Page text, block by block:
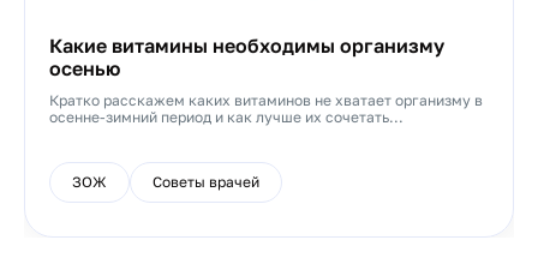
Какие витамины необходимы организму
осенью
Кратко расскажем каких витаминов не хватает организму в
осенне-зимний период и как лучше их сочетать...
ЗОЖ Советы врачей